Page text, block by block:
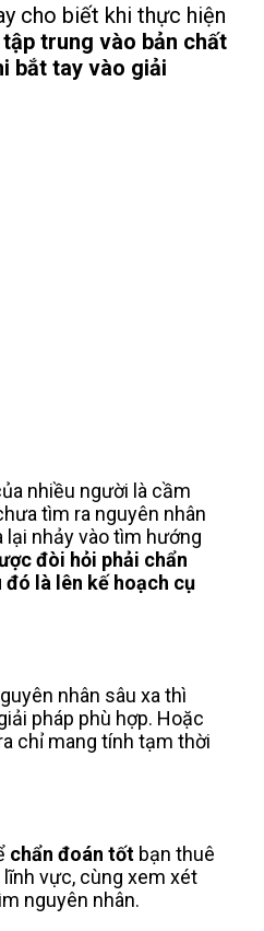
cho biết khi thực hiện
tập trung vào bản chất
bắt tay vào giải
nhiều người là cầm
tìm ra nguyên nhân
lại nhảy vào tìm hướng
đòi hỏi phải chẩn
là lên kế hoạch cụ
nhân sâu xa thì
pháp phù hợp. Hoặc
chỉ mang tính tạm thời
chẩn đoán tốt bạn thuê
vực, cùng xem xét
nguyên nhân.